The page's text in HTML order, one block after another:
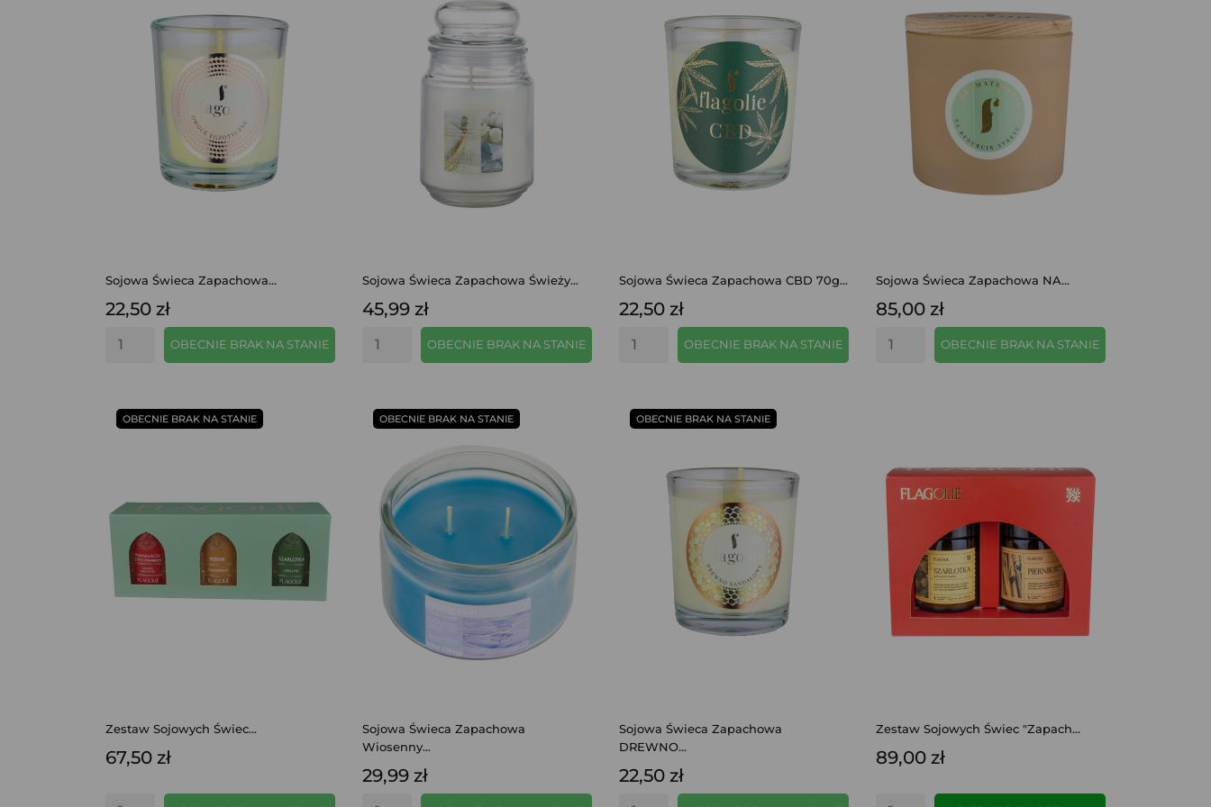
Sojowa Świeca Zapachowa...
22,50 zł
OBECNIE BRAK NA STANIE
Sojowa Świeca Zapachowa Świeży...
45,99 zł
OBECNIE BRAK NA STANIE
Sojowa Świeca Zapachowa CBD 70g...
22,50 zł
OBECNIE BRAK NA STANIE
Sojowa Świeca Zapachowa NA...
85,00 zł
OBECNIE BRAK NA STANIE
SZYBKI PODGLĄD
Zestaw Sojowych Świec...
67,50 zł
OBECNIE BRAK NA STANIE
SZYBKI PODGLĄD
Sojowa Świeca Zapachowa
Wiosenny...
29,99 zł
OBECNIE BRAK NA STANIE
SZYBKI PODGLĄD
Sojowa Świeca Zapachowa
DREWNO...
22,50 zł
OBECNIE BRAK NA STANIE
SZYBKI PODGLĄD
Zestaw Sojowych Świec "Zapach...
89,00 zł